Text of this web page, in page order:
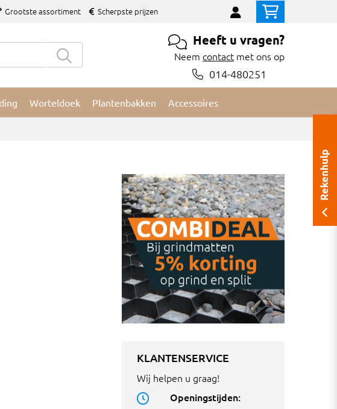
Grootste assortiment Scherpste prijzen
Heeft u vragen?
Neem contact met ons op
014-480251
Worteldoek Plantenbakken Accessoires
KLANTENSERVICE
Wij helpen u graag!
Openingstijden:
Rekenhulp